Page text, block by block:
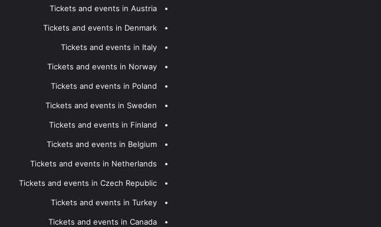
Tickets and events in Austria
Tickets and events in Denmark
Tickets and events in Italy
Tickets and events in Norway
Tickets and events in Poland
Tickets and events in Sweden
Tickets and events in Finland
Tickets and events in Belgium
Tickets and events in Netherlands
Tickets and events in Czech Republic
Tickets and events in Turkey
Tickets and events in Canada